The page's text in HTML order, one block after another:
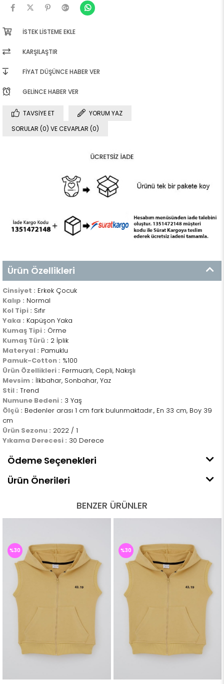
İSTEK LISTEME EKLE
KARŞILAŞTIR
FIYAT DÜŞÜNCE HABER VER
GELINCE HABER VER
TAVSIYE ET
YORUM YAZ
SORULAR (0) VE CEVAPLAR (0)
Ürün Özellikleri
Cinsiyet : Erkek Çocuk
Kalıp : Normal
Kol Tipi : Sıfır
Yaka : Kapüşon Yaka
Kumaş Tipi : Örme
Kumaş Türü : 2 İplik
Materyal : Pamuklu
Pamuk-Cotton : %100
Ürün Özellikleri : Fermuarlı, Cepli, Nakışlı
Mevsim : İlkbahar, Sonbahar, Yaz
Stil : Trend
Numune Bedeni : 3 Yaş
Ölçü : Bedenler arası 1 cm fark bulunmaktadır., En 33 cm, Boy 39
cm
Ürün Sezonu : 2022 / 1
Yıkama Derecesi : 30 Derece
Ödeme Seçenekleri
Ürün Önerileri
BENZER ÜRÜNLER
%30 %30